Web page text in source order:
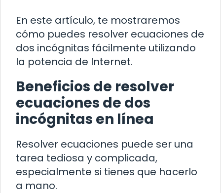
En este artículo, te mostraremos
cómo puedes resolver ecuaciones de
dos incógnitas fácilmente utilizando
la potencia de Internet.
Beneficios de resolver
ecuaciones de dos
incógnitas en línea
Resolver ecuaciones puede ser una
tarea tediosa y complicada,
especialmente si tienes que hacerlo
a mano.